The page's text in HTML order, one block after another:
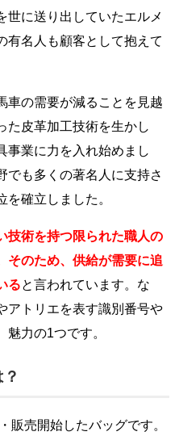
世に送り出していたエルメ
有名人も顧客として抱えて
車の需要が減ることを見越
た皮革加工技術を生かし
事業に力を入れ始めまし
でも多くの著名人に支持さ
確立しました。
技術を持つ限られた職人の
そのため、供給が需要に追
ると言われています。な
アトリエを表す識別番号や
力の1つです。
販売開始したバッグです。